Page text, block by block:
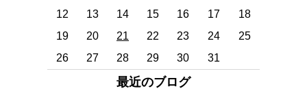
12
13 14 15 16 17
18
19
20 21 22 23 24
25
26
27 28 29 30 31
最近のブログ